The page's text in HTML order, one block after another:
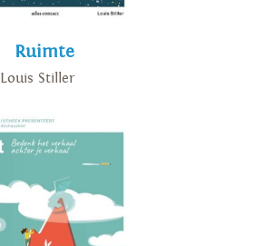
Ruimte
Louis Stiller